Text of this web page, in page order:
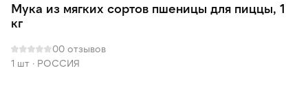
Мука из мягких сортов пшеницы для пиццы, 1
кг
00 отзывов
1 шт · РОССИЯ